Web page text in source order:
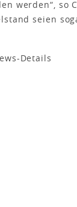
werden“, so
seien